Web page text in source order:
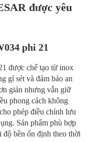
được yêu
phi 21
được chế tạo từ inox
gỉ sét và đảm bảo an
giản nhưng vẫn giữ
phong cách không
phép điều chỉnh lưu
Sản phẩm phù hợp
độ bền ổn định theo thời